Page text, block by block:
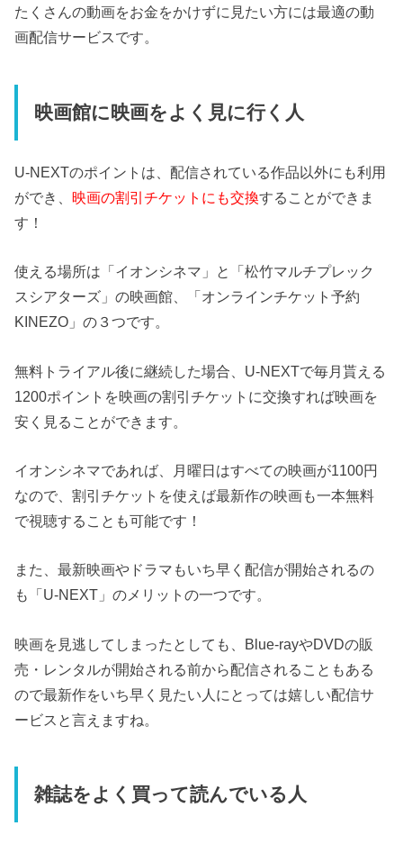
たくさんの動画をお金をかけずに見たい方には最適の動
画配信サービスです。
映画館に映画をよく見に行く人
U-NEXTのポイントは、配信されている作品以外にも利用
ができ、映画の割引チケットにも交換することができま
す！
使える場所は「イオンシネマ」と「松竹マルチプレック
スシアターズ」の映画館、「オンラインチケット予約
KINEZO」の３つです。
無料トライアル後に継続した場合、U-NEXTで毎月貰える
1200ポイントを映画の割引チケットに交換すれば映画を
安く見ることができます。
イオンシネマであれば、月曜日はすべての映画が1100円
なので、割引チケットを使えば最新作の映画も一本無料
で視聴することも可能です！
また、最新映画やドラマもいち早く配信が開始されるの
も「U-NEXT」のメリットの一つです。
映画を見逃してしまったとしても、Blue-rayやDVDの販
売・レンタルが開始される前から配信されることもある
ので最新作をいち早く見たい人にとっては嬉しい配信サ
ービスと言えますね。
雑誌をよく買って読んでいる人